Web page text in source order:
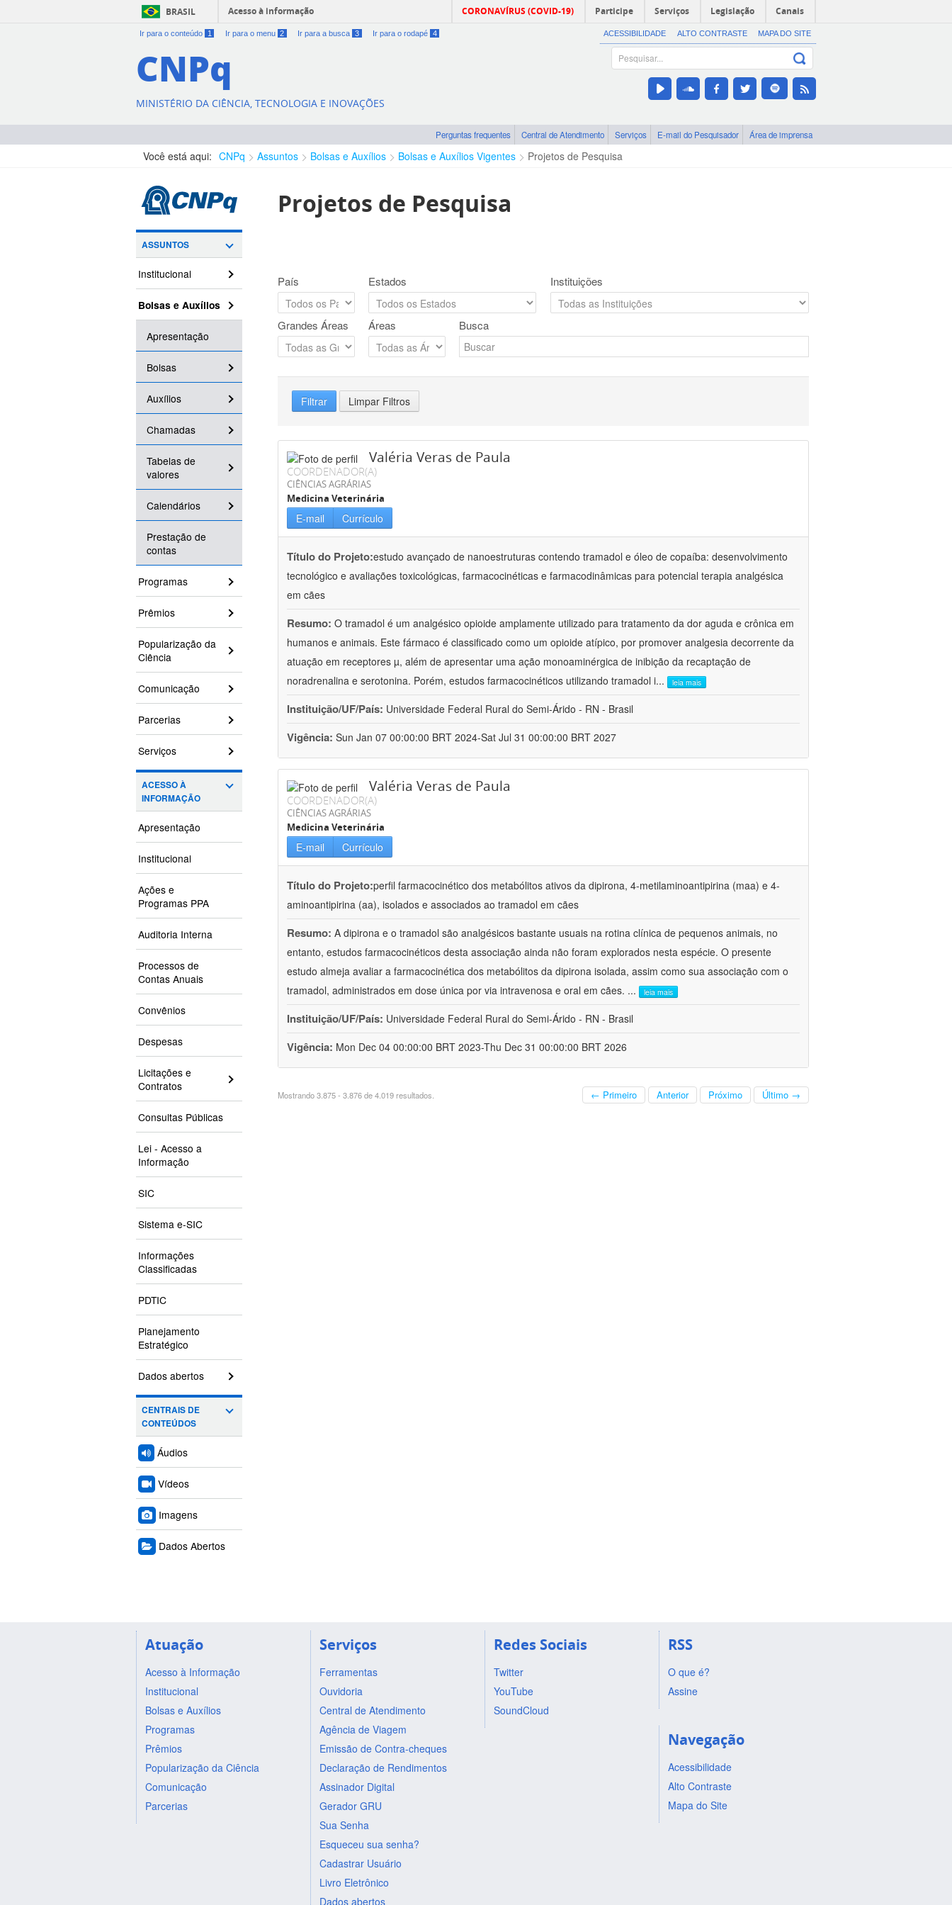
BRASIL Acesso à informação CORONAVÍRUS (COVID-19) Participe Serviços Legislação Canais
Ir para o conteúdo 1 Ir para o menu 2 Ir para a busca 3 Ir para o rodapé 4 ACESSIBILIDADE ALTO CONTRASTE MAPA DO SITE
CNPq
MINISTÉRIO DA CIÊNCIA, TECNOLOGIA E INOVAÇÕES
Perguntas frequentes Central de Atendimento Serviços E-mail do Pesquisador Área de imprensa
Você está aqui: CNPq Assuntos Bolsas e Auxílios Bolsas e Auxílios Vigentes Projetos de Pesquisa
ASSUNTOS
Institucional
Bolsas e Auxílios
Apresentação
Bolsas
Auxílios
Chamadas
Tabelas de
valores
Calendários
Prestação de
contas
Programas
Prêmios
Popularização da
Ciência
Comunicação
Parcerias
Serviços
ACESSO À
INFORMAÇÃO
Apresentação
Institucional
Ações e
Programas PPA
Auditoria Interna
Processos de
Contas Anuais
Convênios
Despesas
Licitações e
Contratos
Consultas Públicas
Lei - Acesso a
Informação
SIC
Sistema e-SIC
Informações
Classificadas
PDTIC
Planejamento
Estratégico
Dados abertos
CENTRAIS DE
CONTEÚDOS
Áudios
Vídeos
Imagens
Dados Abertos
Projetos de Pesquisa
País Estados Instituições
Grandes Áreas Áreas Busca
Filtrar Limpar Filtros
Valéria Veras de Paula
COORDENADOR(A)
CIÊNCIAS AGRÁRIAS
Medicina Veterinária
E-mail Currículo
Título do Projeto:estudo avançado de nanoestruturas contendo tramadol e óleo de copaíba: desenvolvimento
tecnológico e avaliações toxicológicas, farmacocinéticas e farmacodinâmicas para potencial terapia analgésica
em cães
Resumo: O tramadol é um analgésico opioide amplamente utilizado para tratamento da dor aguda e crônica em
humanos e animais. Este fármaco é classificado como um opioide atípico, por promover analgesia decorrente da
atuação em receptores µ, além de apresentar uma ação monoaminérgica de inibição da recaptação de
noradrenalina e serotonina. Porém, estudos farmacocinéticos utilizando tramadol i... leia mais
Instituição/UF/País: Universidade Federal Rural do Semi-Árido - RN - Brasil
Vigência: Sun Jan 07 00:00:00 BRT 2024-Sat Jul 31 00:00:00 BRT 2027
Valéria Veras de Paula
COORDENADOR(A)
CIÊNCIAS AGRÁRIAS
Medicina Veterinária
E-mail Currículo
Título do Projeto:perfil farmacocinético dos metabólitos ativos da dipirona, 4-metilaminoantipirina (maa) e 4-
aminoantipirina (aa), isolados e associados ao tramadol em cães
Resumo: A dipirona e o tramadol são analgésicos bastante usuais na rotina clínica de pequenos animais, no
entanto, estudos farmacocinéticos desta associação ainda não foram explorados nesta espécie. O presente
estudo almeja avaliar a farmacocinética dos metabólitos da dipirona isolada, assim como sua associação com o
tramadol, administrados em dose única por via intravenosa e oral em cães. ... leia mais
Instituição/UF/País: Universidade Federal Rural do Semi-Árido - RN - Brasil
Vigência: Mon Dec 04 00:00:00 BRT 2023-Thu Dec 31 00:00:00 BRT 2026
Mostrando 3.875 - 3.876 de 4.019 resultados. ← Primeiro Anterior Próximo Último →
Atuação
Acesso à Informação
Institucional
Bolsas e Auxílios
Programas
Prêmios
Popularização da Ciência
Comunicação
Parcerias
Serviços
Ferramentas
Ouvidoria
Central de Atendimento
Agência de Viagem
Emissão de Contra-cheques
Declaração de Rendimentos
Assinador Digital
Gerador GRU
Sua Senha
Esqueceu sua senha?
Cadastrar Usuário
Livro Eletrônico
Dados abertos
Redes Sociais
Twitter
YouTube
SoundCloud
RSS
O que é?
Assine
Navegação
Acessibilidade
Alto Contraste
Mapa do Site